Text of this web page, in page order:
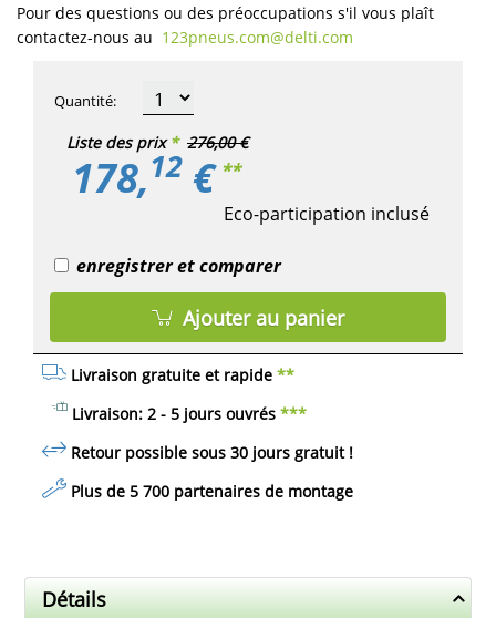
Pour des questions ou des préoccupations s'il vous plaît
contactez-nous au 123pneus.com​@delti.com
Liste des prix * 276,00 €
178,12 € **
Eco-participation inclusé
Livraison gratuite et rapide **
Livraison: 2 - 5 jours ouvrés ***
Retour possible sous 30 jours gratuit!
Plus de 5 700 partenaires de montage
Quantité:
enregistrer et comparer
Ajouter au panier
Détails